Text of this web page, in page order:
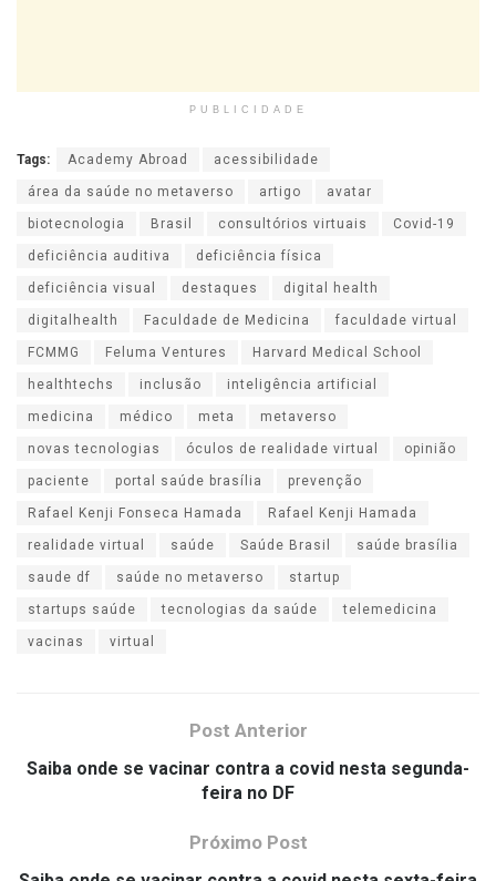
PUBLICIDADE
Tags: Academy Abroad acessibilidade
área da saúde no metaverso artigo avatar
biotecnologia Brasil consultórios virtuais Covid-19
deficiência auditiva deficiência física
deficiência visual destaques digital health
digitalhealth Faculdade de Medicina faculdade virtual
FCMMG Feluma Ventures Harvard Medical School
healthtechs inclusão inteligência artificial
medicina médico meta metaverso
novas tecnologias óculos de realidade virtual opinião
paciente portal saúde brasília prevenção
Rafael Kenji Fonseca Hamada Rafael Kenji Hamada
realidade virtual saúde Saúde Brasil saúde brasília
saude df saúde no metaverso startup
startups saúde tecnologias da saúde telemedicina
vacinas virtual
Post Anterior
Saiba onde se vacinar contra a covid nesta segunda-
feira no DF
Próximo Post